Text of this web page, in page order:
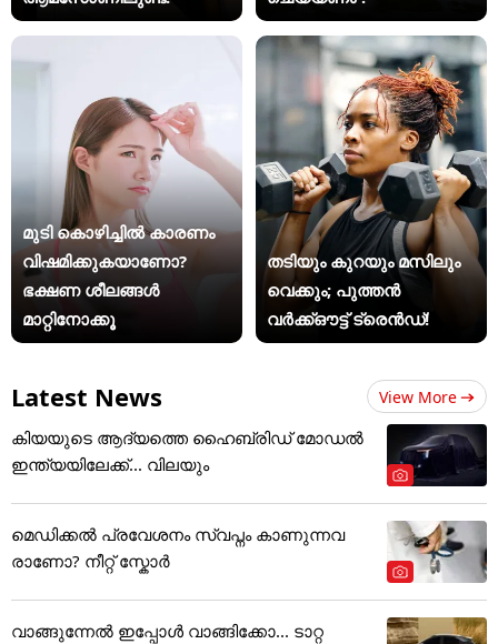
മുടി കൊഴിച്ചിൽ കാരണം
വിഷമിക്കുകയാണോ?
ഭക്ഷണ ശീലങ്ങൾ
മാറ്റിനോക്കൂ
തടിയും കുറയും മസിലും
വെക്കും; പുത്തൻ
വർക്ക്ഔട്ട് ട്രെൻഡ്!
Latest News View More
കിയയുടെ ആദ്യത്തെ ഹൈബ്രിഡ് മോഡൽ
ഇന്ത്യയിലേക്ക്... വിലയും
മെഡിക്കല്‍ പ്രവേശനം സ്വപ്നം കാണുന്നവ
രാണോ? നീറ്റ് സ്കോർ
വാങ്ങുന്നേൽ ഇപ്പോൾ വാങ്ങിക്കോ... ടാറ്റ